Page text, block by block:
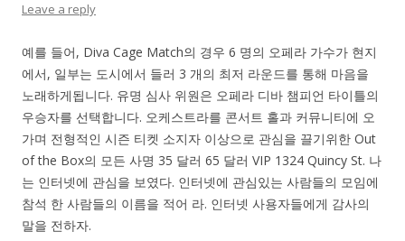
Leave a reply
예를 들어, Diva Cage Match의 경우 6 명의 오페라 가수가 현지
에서, 일부는 도시에서 들러 3 개의 최저 라운드를 통해 마음을
노래하게됩니다. 유명 심사 위원은 오페라 디바 챔피언 타이틀의
우승자를 선택합니다. 오케스트라를 콘서트 홀과 커뮤니티에 오
가며 전형적인 시즌 티켓 소지자 이상으로 관심을 끌기위한 Out
of the Box의 모든 사명 35 달러 65 달러 VIP 1324 Quincy St. 나
는 인터넷에 관심을 보였다. 인터넷에 관심있는 사람들의 모임에
참석 한 사람들의 이름을 적어 라. 인터넷 사용자들에게 감사의
말을 전하자.